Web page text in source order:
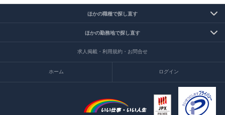
ほかの職種で探し直す
ほかの勤務地で探し直す
求人掲載・利用規約・お問合せ
ホーム ログイン